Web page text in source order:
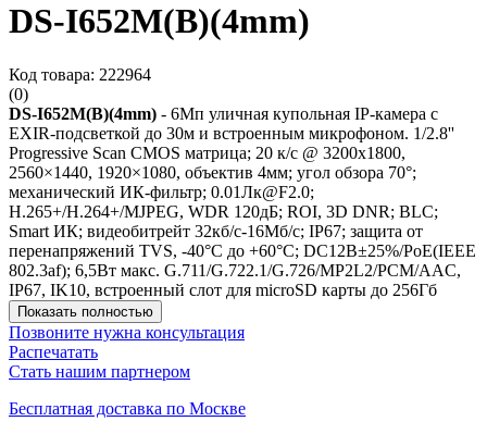
DS-I652M(B)(4mm)
Код товара: 222964
(0)
DS-I652M(B)(4mm) - 6Мп уличная купольная IP-камера с
EXIR-подсветкой до 30м и встроенным микрофоном. 1/2.8''
Progressive Scan CMOS матрица; 20 к/с @ 3200x1800,
2560×1440, 1920×1080, объектив 4мм; угол обзора 70°;
механический ИК-фильтр; 0.01Лк@F2.0;
H.265+/H.264+/MJPEG, WDR 120дБ; ROI, 3D DNR; BLC;
Smart ИК; видеобитрейт 32кб/с-16Мб/с; IP67; защита от
перенапряжений TVS, -40°C до +60°C; DC12В±25%/PoE(IEEE
802.3af); 6,5Вт макс. G.711/G.722.1/G.726/MP2L2/PCM/AAC,
IP67, IK10, встроенный слот для microSD карты до 256Гб
Показать полностью
Позвоните нужна консультация
Распечатать
Стать нашим партнером
Бесплатная доставка по Москве